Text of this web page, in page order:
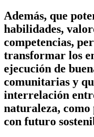
Además, que
habilidades,
competencias,
transformar los
ejecución de
comunitarias y
interrelación
naturaleza, como
con futuro